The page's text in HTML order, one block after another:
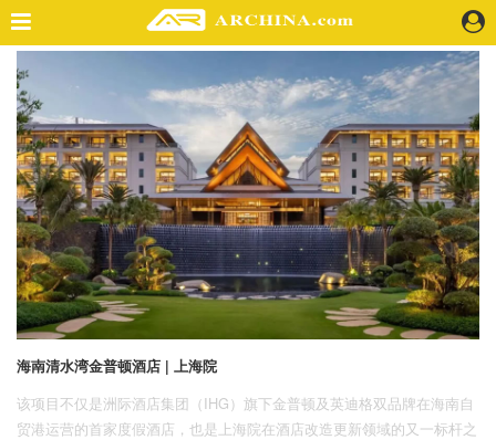
精选案例
建 筑
景 观
室 内
视 频
头条资讯
业 界
机 构
人 物
地 产
快速搜索
海南清水湾金普顿酒店 | 上海院
该项目不仅是洲际酒店集团（IHG）旗下金普顿及英迪格双品牌在海南自
贸港运营的首家度假酒店，也是上海院在酒店改造更新领域的又一标杆之